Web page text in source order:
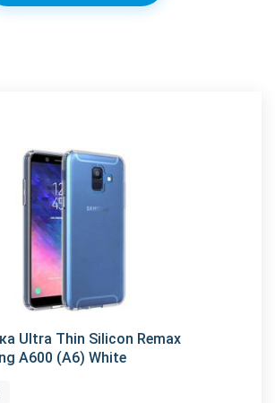
Ultra Thin Silicon Remax
A600 (A6) White